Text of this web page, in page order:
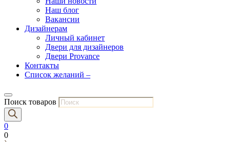
Наш блог
Вакансии
Дизайнерам
Личный кабинет
Двери для дизайнеров
Двери Provance
Контакты
Список желаний –
Поиск товаров
0
0